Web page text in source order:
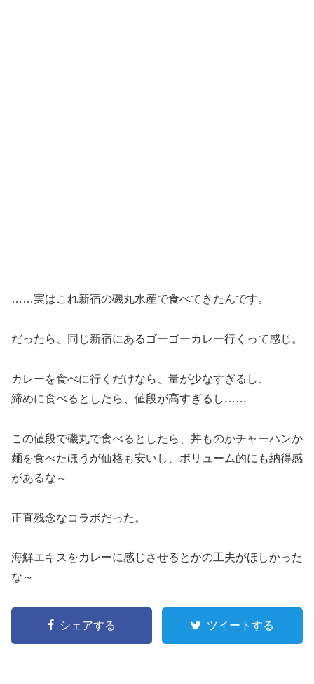
……実はこれ新宿の磯丸水産で食べてきたんです。
だったら、同じ新宿にあるゴーゴーカレー行くって感じ。
カレーを食べに行くだけなら、量が少なすぎるし、
締めに食べるとしたら、値段が高すぎるし……
この値段で磯丸で食べるとしたら、丼ものかチャーハンか
麺を食べたほうが価格も安いし、ボリューム的にも納得感
があるな～
正直残念なコラボだった。
海鮮エキスをカレーに感じさせるとかの工夫がほしかった
な～
シェアする ツイートする